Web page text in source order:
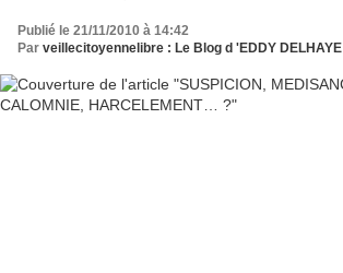
Publié le 21/11/2010 à 14:42
Par veillecitoyennelibre : Le Blog d 'EDDY DELHAYE